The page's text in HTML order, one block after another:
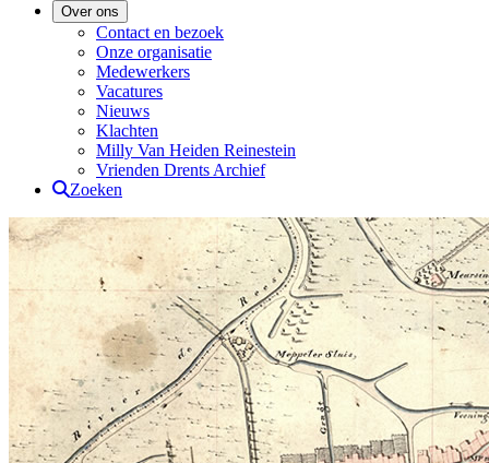
Over ons
Contact en bezoek
Onze organisatie
Medewerkers
Vacatures
Nieuws
Klachten
Milly Van Heiden Reinestein
Vrienden Drents Archief
Zoeken
Drents Archief